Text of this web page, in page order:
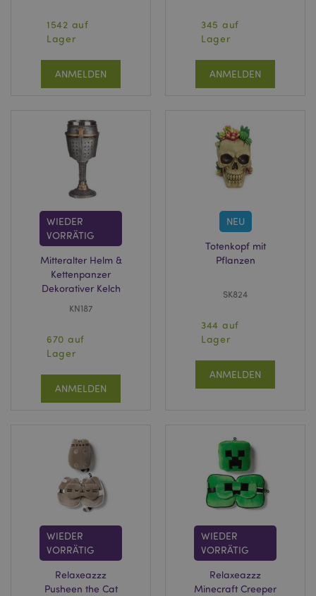
1542 auf
Lager
ANMELDEN
345 auf
Lager
ANMELDEN
WIEDER
VORRÄTIG
Mitteralter Helm &
Kettenpanzer
Dekorativer Kelch
KN187
670 auf
Lager
ANMELDEN
NEU
Totenkopf mit
Pflanzen
SK824
344 auf
Lager
ANMELDEN
WIEDER
VORRÄTIG
Relaxeazzz
Pusheen the Cat
WIEDER
VORRÄTIG
Relaxeazzz
Minecraft Creeper